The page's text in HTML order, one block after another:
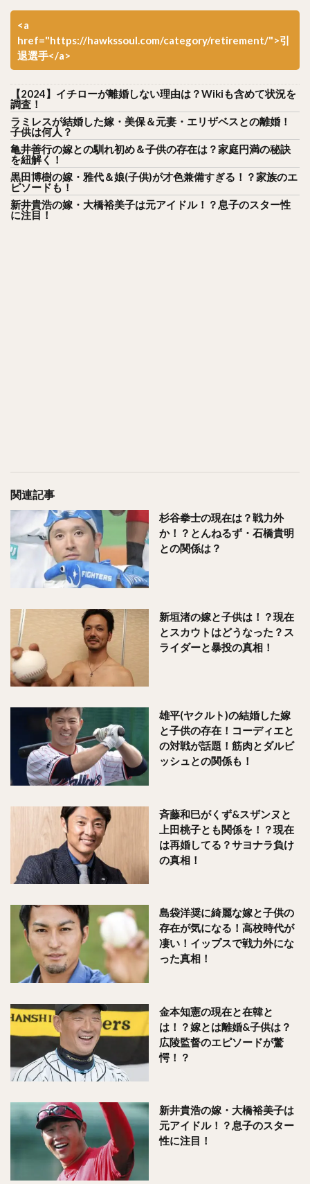
<a
href="https://hawkssoul.com/category/retirement/">引
退選手</a>
【2024】イチローが離婚しない理由は？Wikiも含めて状況を
調査！
ラミレスが結婚した嫁・美保＆元妻・エリザベスとの離婚！
子供は何人？
亀井善行の嫁との馴れ初め＆子供の存在は？家庭円満の秘訣
を紐解く！
黒田博樹の嫁・雅代＆娘(子供)が才色兼備すぎる！？家族のエ
ピソードも！
新井貴浩の嫁・大橋裕美子は元アイドル！？息子のスター性
に注目！
関連記事
杉谷拳士の現在は？戦力外
か！？とんねるず・石橋貴明
との関係は？
新垣渚の嫁と子供は！？現在
とスカウトはどうなった？ス
ライダーと暴投の真相！
雄平(ヤクルト)の結婚した嫁
と子供の存在！コーディエと
の対戦が話題！筋肉とダルビ
ッシュとの関係も！
斉藤和巳がくず&スザンヌと
上田桃子とも関係を！？現在
は再婚してる？サヨナラ負け
の真相！
島袋洋奨に綺麗な嫁と子供の
存在が気になる！高校時代が
凄い！イップスで戦力外にな
った真相！
金本知憲の現在と在韓と
は！？嫁とは離婚&子供は？
広陵監督のエピソードが驚
愕！？
新井貴浩の嫁・大橋裕美子は
元アイドル！？息子のスター
性に注目！